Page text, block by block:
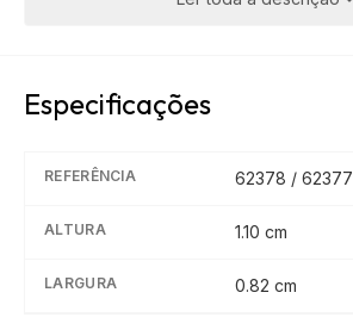
Especificações
REFERÊNCIA 62378 / 62377
ALTURA 1.10 cm
LARGURA 0.82 cm